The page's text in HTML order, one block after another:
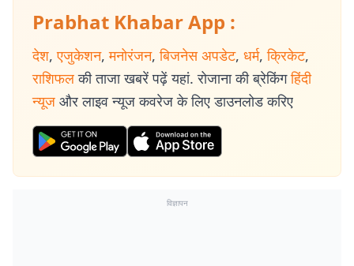
Prabhat Khabar App :
देश, एजुकेशन, मनोरंजन, बिजनेस अपडेट, धर्म, क्रिकेट,
राशिफल की ताजा खबरें पढ़ें यहां. रोजाना की ब्रेकिंग हिंदी
न्यूज और लाइव न्यूज कवरेज के लिए डाउनलोड करिए
विज्ञापन